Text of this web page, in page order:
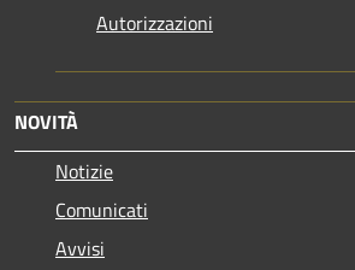
Autorizzazioni
NOVITÀ
Notizie
Comunicati
Avvisi